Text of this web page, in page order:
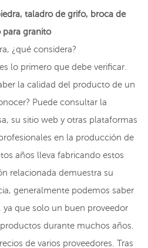
taladro de grifo, broca de
granito
¿qué considera?
lo primero que debe verificar.
la calidad del producto de un
Puede consultar la
su sitio web y otras plataformas
en la producción de
años lleva fabricando estos
relacionada demuestra su
generalmente podemos saber
que solo un buen proveedor
durante muchos años.
de varios proveedores. Tras